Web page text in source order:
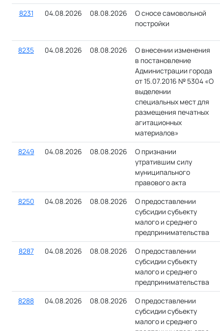
8231
04.08.2026 08.08.2026
О сносе самовольной
постройки
8235 04.08.2026 08.08.2026
О внесении изменения
в постановление
Администрации города
от 15.07.2016 № 5304 «О
выделении
специальных мест для
размещения печатных
агитационных
материалов»
8249
04.08.2026 08.08.2026
О признании
утратившим силу
муниципального
правового акта
8250
04.08.2026 08.08.2026
О предоставлении
субсидии субъекту
малого и среднего
предпринимательства
8287
04.08.2026 08.08.2026
О предоставлении
субсидии субъекту
малого и среднего
предпринимательства
8288
04.08.2026 08.08.2026
О предоставлении
субсидии субъекту
малого и среднего